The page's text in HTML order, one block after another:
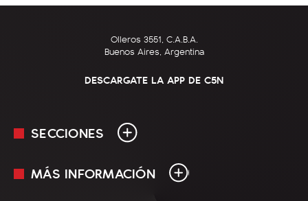
Olleros 3551, C.A.B.A.
Buenos Aires, Argentina
DESCARGATE LA APP DE C5N
SECCIONES
En Vivo
MÁS INFORMACIÓN